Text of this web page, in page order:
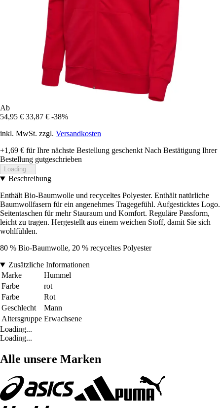
Ab
54,95 € 33,87 € -38%
inkl. MwSt. zzgl. Versandkosten
+1,69 € für Ihre nächste Bestellung geschenkt Nach Bestätigung Ihrer
Bestellung gutgeschrieben
Loading...
Beschreibung
Enthält Bio-Baumwolle und recyceltes Polyester. Enthält natürliche
Baumwollfasern für ein angenehmes Tragegefühl. Aufgesticktes Logo.
Seitentaschen für mehr Stauraum und Komfort. Reguläre Passform,
leicht zu tragen. Hergestellt aus einem weichen Stoff, damit Sie sich
wohlfühlen.
80 % Bio-Baumwolle, 20 % recyceltes Polyester
Zusätzliche Informationen
Marke
Hummel
Farbe
rot
Farbe
Rot
Geschlecht
Mann
Altersgruppe Erwachsene
Loading...
Loading...
Alle unsere Marken